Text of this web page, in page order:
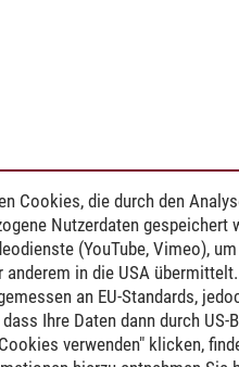
Cookies, die durch den
Nutzerdaten
(YouTube, Vimeo),
anderem in die USA
an EU-Standards,
Ihre Daten dann durch
verwenden" klicken,